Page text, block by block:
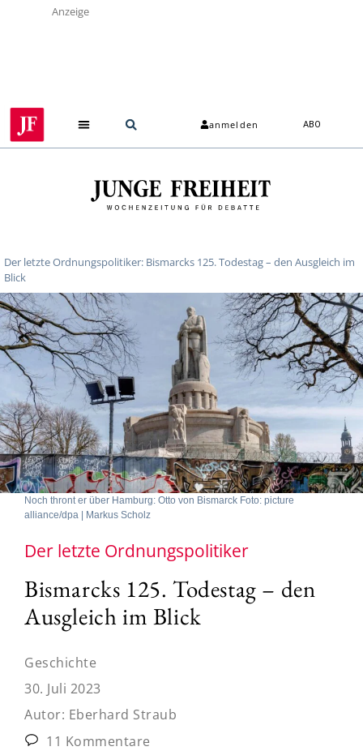
Anzeige
anmelden ABO
Der letzte Ordnungspolitiker: Bismarcks 125. Todestag – den Ausgleich im
Blick
Noch thront er über Hamburg: Otto von Bismarck Foto: picture
alliance/dpa | Markus Scholz
Der letzte Ordnungspolitiker
Bismarcks 125. Todestag – den
Ausgleich im Blick
Geschichte
30. Juli 2023
Autor: Eberhard Straub
11 Kommentare